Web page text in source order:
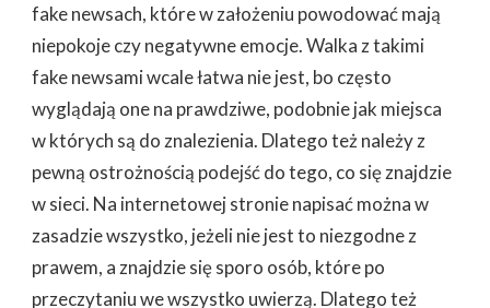
fake newsach, które w założeniu powodować mają
niepokoje czy negatywne emocje. Walka z takimi
fake newsami wcale łatwa nie jest, bo często
wyglądają one na prawdziwe, podobnie jak miejsca
w których są do znalezienia. Dlatego też należy z
pewną ostrożnością podejść do tego, co się znajdzie
w sieci. Na internetowej stronie napisać można w
zasadzie wszystko, jeżeli nie jest to niezgodne z
prawem, a znajdzie się sporo osób, które po
przeczytaniu we wszystko uwierzą. Dlatego też